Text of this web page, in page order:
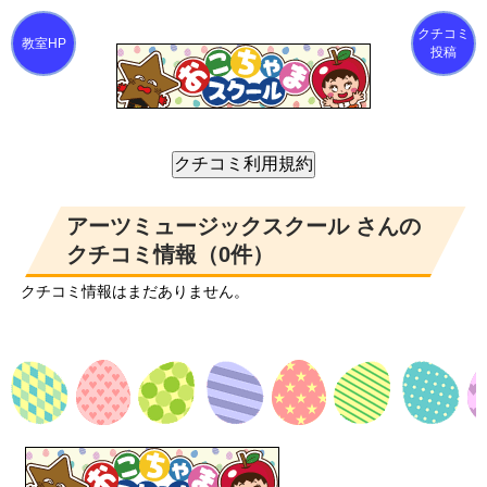
クチコミ
投稿
アーツミュージックスクール さんの
クチコミ情報（0件）
クチコミ情報はまだありません。